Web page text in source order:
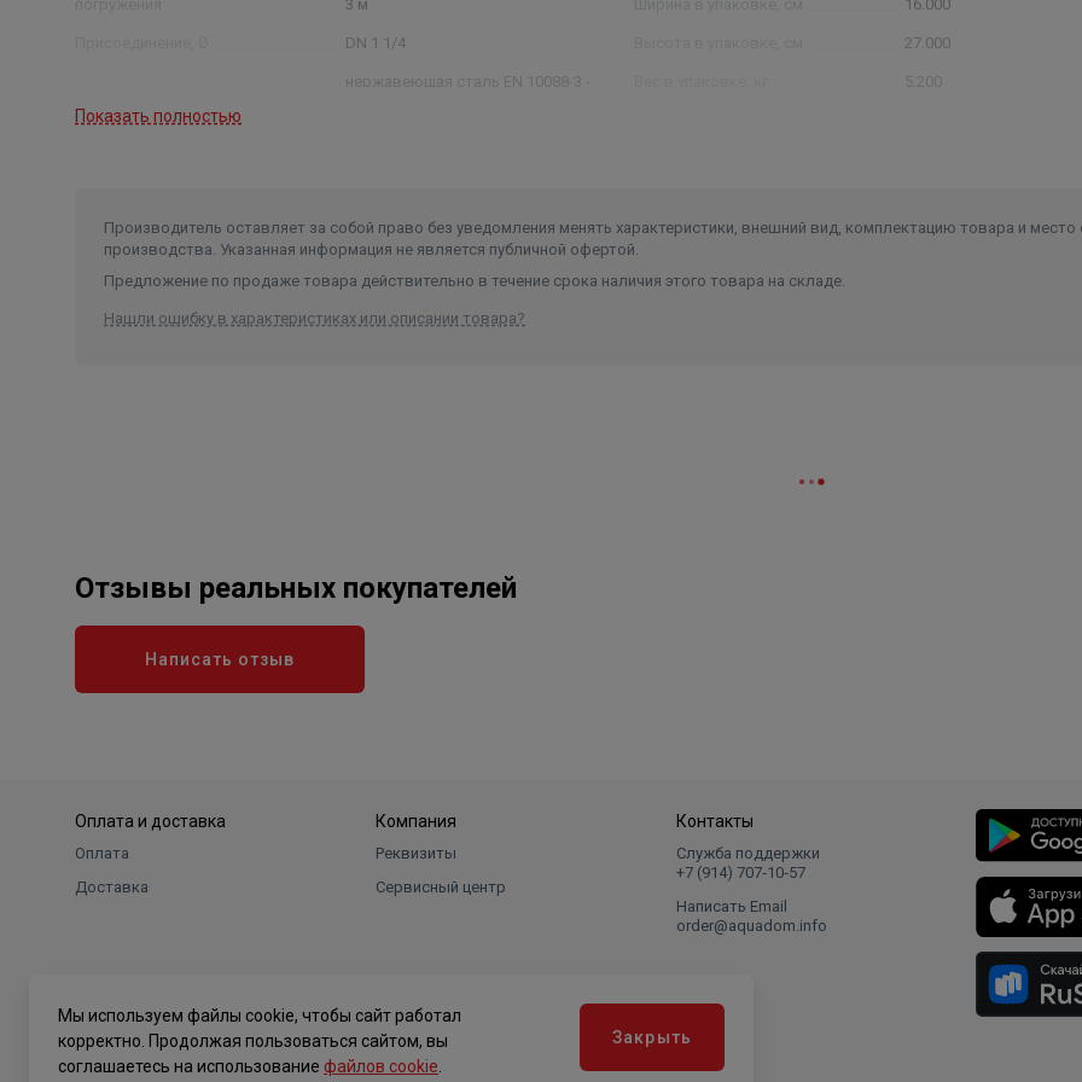
кабель питания длиной 5 м ;
внешний поплавковый выключатель (GM - поплавковый выключатель, перемещающийся вертикально);
3 м
DN 1 1/4
нержавеющая сталь EN 10088-3 -
поплавковый выключатель
Тип насоса дренажный
Рабочая среда Чистая вода
16.000
27.000
5.200
Объем 0.006912
Показать полностью
Производитель оставляет за собой право без уведомления менять характеристики, внешний вид, комплектацию товара и место
производства. Указанная информация не является публичной офертой.
Предложение по продаже товара действительно в течение срока наличия этого товара на складе.
Нашли ошибку в характеристиках или описании товара?
Отзывы реальных покупателей
Написать отзыв
Оплата и доставка
Оплата
Доставка
Компания
Реквизиты
Сервисный центр
Контакты
Служба поддержки
+7 (914) 707‑10‑57
Написать Email
order@aquadom.info
Мы используем файлы cookie, чтобы сайт работал
корректно. Продолжая пользоваться сайтом, вы
соглашаетесь на использование файлов cookie
Закрыть